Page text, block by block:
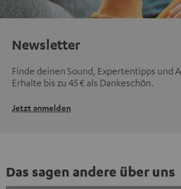
Newsletter
Finde deinen Sound, Expertentipps und
Erhalte bis zu 45 € als Dankeschön.
Jetzt anmelden
Das sagen andere über uns